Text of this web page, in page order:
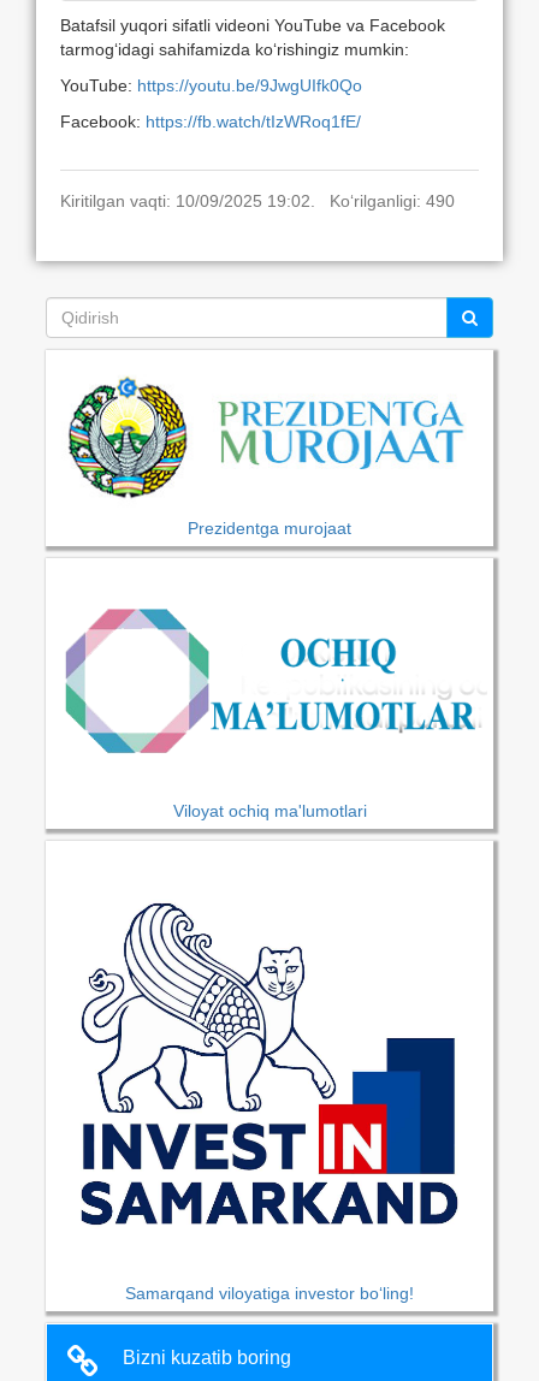
Batafsil yuqori sifatli videoni YouTube va Facebook
tarmog‘idagi sahifamizda ko‘rishingiz mumkin:
YouTube: https://youtu.be/9JwgUIfk0Qo
Facebook: https://fb.watch/tIzWRoq1fE/
Kiritilgan vaqti: 10/09/2025 19:02. Ko‘rilganligi: 490
Prezidentga murojaat
Viloyat ochiq ma'lumotlari
Samarqand viloyatiga investor bo‘ling!
Bizni kuzatib boring